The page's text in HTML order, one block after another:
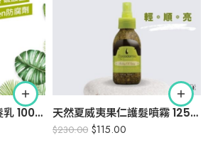
天然夏威夷果仁油洗髮乳 1000ml (家庭裝連泵頭) 天然夏威夷果仁護髮噴霧 125ml (玻璃樽裝)
$230.00 $115.00